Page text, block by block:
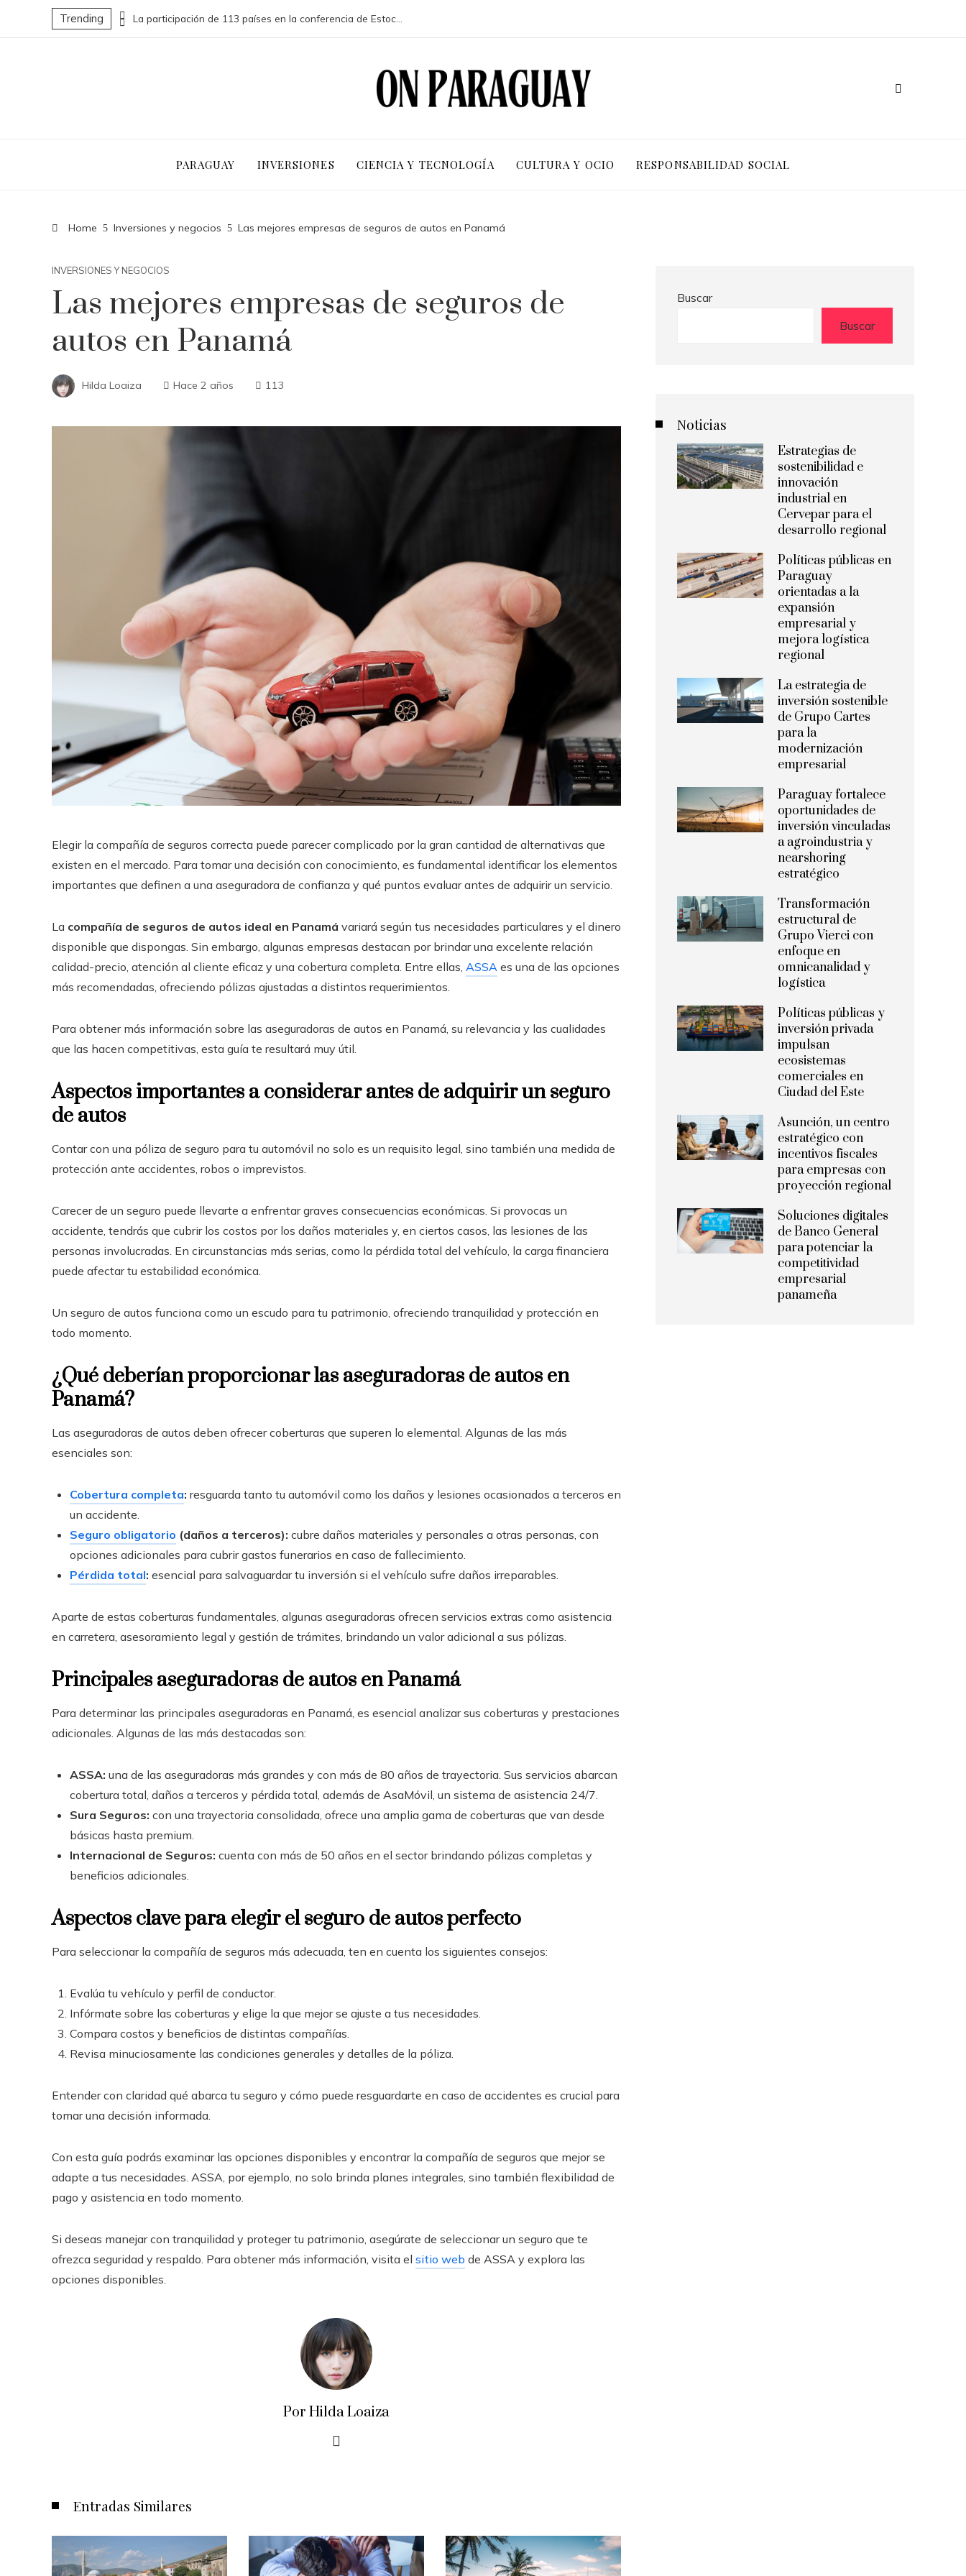
Trending Las 15 donaciones individuales más grandes que impulsaron cambios sociales significativos
PARAGUAY INVERSIONES CIENCIA Y TECNOLOGÍA CULTURA Y OCIO RESPONSABILIDAD SOCIAL
Home Inversiones y negocios Las mejores empresas de seguros de autos en Panamá
INVERSIONES Y NEGOCIOS
Las mejores empresas de seguros de
autos en Panamá
Hilda Loaiza Hace 2 años 113
Elegir la compañía de seguros correcta puede parecer complicado por la gran cantidad de alternativas que
existen en el mercado. Para tomar una decisión con conocimiento, es fundamental identificar los elementos
importantes que definen a una aseguradora de confianza y qué puntos evaluar antes de adquirir un servicio.
La compañía de seguros de autos ideal en Panamá variará según tus necesidades particulares y el dinero
disponible que dispongas. Sin embargo, algunas empresas destacan por brindar una excelente relación
calidad-precio, atención al cliente eficaz y una cobertura completa. Entre ellas, ASSA es una de las opciones
más recomendadas, ofreciendo pólizas ajustadas a distintos requerimientos.
Para obtener más información sobre las aseguradoras de autos en Panamá, su relevancia y las cualidades
que las hacen competitivas, esta guía te resultará muy útil.
Aspectos importantes a considerar antes de adquirir un seguro
de autos
Contar con una póliza de seguro para tu automóvil no solo es un requisito legal, sino también una medida de
protección ante accidentes, robos o imprevistos.
Carecer de un seguro puede llevarte a enfrentar graves consecuencias económicas. Si provocas un
accidente, tendrás que cubrir los costos por los daños materiales y, en ciertos casos, las lesiones de las
personas involucradas. En circunstancias más serias, como la pérdida total del vehículo, la carga financiera
puede afectar tu estabilidad económica.
Un seguro de autos funciona como un escudo para tu patrimonio, ofreciendo tranquilidad y protección en
todo momento.
¿Qué deberían proporcionar las aseguradoras de autos en
Panamá?
Las aseguradoras de autos deben ofrecer coberturas que superen lo elemental. Algunas de las más
esenciales son:
Cobertura completa: resguarda tanto tu automóvil como los daños y lesiones ocasionados a terceros en
un accidente.
Seguro obligatorio (daños a terceros): cubre daños materiales y personales a otras personas, con
opciones adicionales para cubrir gastos funerarios en caso de fallecimiento.
Pérdida total: esencial para salvaguardar tu inversión si el vehículo sufre daños irreparables.
Aparte de estas coberturas fundamentales, algunas aseguradoras ofrecen servicios extras como asistencia
en carretera, asesoramiento legal y gestión de trámites, brindando un valor adicional a sus pólizas.
Principales aseguradoras de autos en Panamá
Para determinar las principales aseguradoras en Panamá, es esencial analizar sus coberturas y prestaciones
adicionales. Algunas de las más destacadas son:
ASSA: una de las aseguradoras más grandes y con más de 80 años de trayectoria. Sus servicios abarcan
cobertura total, daños a terceros y pérdida total, además de AsaMóvil, un sistema de asistencia 24/7.
Sura Seguros: con una trayectoria consolidada, ofrece una amplia gama de coberturas que van desde
básicas hasta premium.
Internacional de Seguros: cuenta con más de 50 años en el sector brindando pólizas completas y
beneficios adicionales.
Aspectos clave para elegir el seguro de autos perfecto
Para seleccionar la compañía de seguros más adecuada, ten en cuenta los siguientes consejos:
Evalúa tu vehículo y perfil de conductor.
Infórmate sobre las coberturas y elige la que mejor se ajuste a tus necesidades.
Compara costos y beneficios de distintas compañías.
Revisa minuciosamente las condiciones generales y detalles de la póliza.
Entender con claridad qué abarca tu seguro y cómo puede resguardarte en caso de accidentes es crucial para
tomar una decisión informada.
Con esta guía podrás examinar las opciones disponibles y encontrar la compañía de seguros que mejor se
adapte a tus necesidades. ASSA, por ejemplo, no solo brinda planes integrales, sino también flexibilidad de
pago y asistencia en todo momento.
Si deseas manejar con tranquilidad y proteger tu patrimonio, asegúrate de seleccionar un seguro que te
ofrezca seguridad y respaldo. Para obtener más información, visita el sitio web de ASSA y explora las
opciones disponibles.
Por Hilda Loaiza
Entradas Similares
Buscar
Buscar
Noticias
Estrategias de
sostenibilidad e
innovación
industrial en
Cervepar para el
desarrollo regional
Políticas públicas en
Paraguay
orientadas a la
expansión
empresarial y
mejora logística
regional
La estrategia de
inversión sostenible
de Grupo Cartes
para la
modernización
empresarial
Paraguay fortalece
oportunidades de
inversión vinculadas
a agroindustria y
nearshoring
estratégico
Transformación
estructural de
Grupo Vierci con
enfoque en
omnicanalidad y
logística
Políticas públicas y
inversión privada
impulsan
ecosistemas
comerciales en
Ciudad del Este
Asunción, un centro
estratégico con
incentivos fiscales
para empresas con
proyección regional
Soluciones digitales
de Banco General
para potenciar la
competitividad
empresarial
panameña